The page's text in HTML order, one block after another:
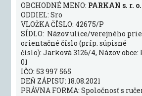
OBCHODNÉ MENO: PARKAN s. r. o.
ODDIEL: Sro
VLOŽKA ČÍSLO: 42675/P
SÍDLO: Názov ulice/verejného
orientačné číslo (príp. súpisné
číslo): Jarková 3126/4, Názov obce:
01
IČO: 53 997 565
DEŇ ZÁPISU: 18.08.2021
PRÁVNA FORMA: Spoločnosť s